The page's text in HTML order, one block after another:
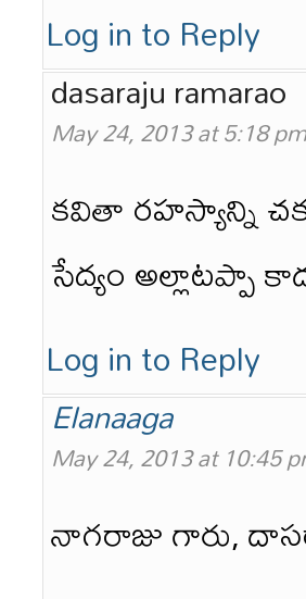
Log in to Reply
dasaraju ramarao
May 24, 2013 at 5:18 pm
కవితా రహస్యాన్ని
సేద్యం అల్లాటప్పా
Log in to Reply
Elanaaga
May 24, 2013 at 10:45
నాగరాజు గారు,